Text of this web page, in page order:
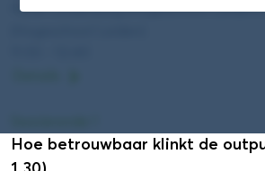
Peter Lindenburg (Hogeschool
Hoe betrouwbaar klinkt de